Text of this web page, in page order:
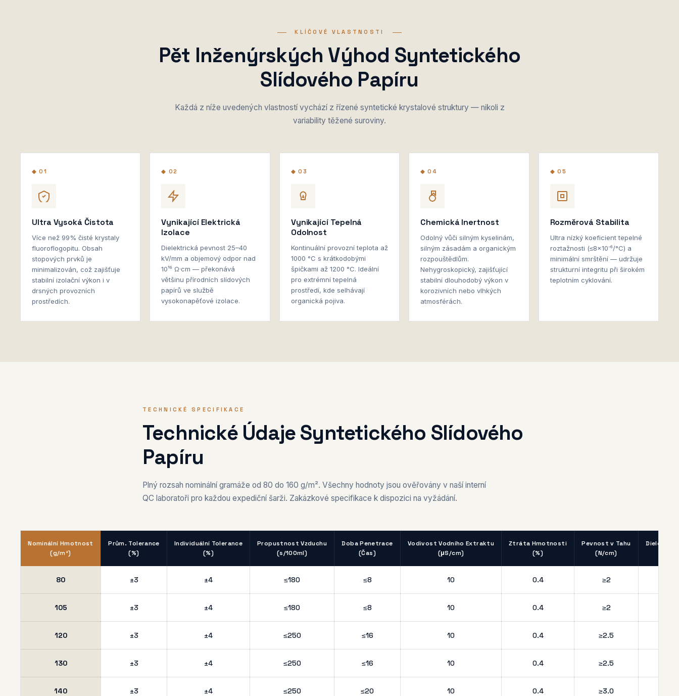
KLÍČOVÉ VLASTNOSTI
Pět Inženýrských Výhod Syntetického
Slídového Papíru
Každá z níže uvedených vlastností vychází z řízené syntetické krystalové struktury — nikoli z
variability těžené suroviny.
◆ 01
Ultra Vysoká Čistota
Více než 99% čisté krystaly
fluoroflogopitu. Obsah
stopových prvků je
minimalizován, což zajišťuje
stabilní izolační výkon i v
drsných provozních
prostředích.
◆ 02
Vynikající Elektrická
Izolace
Dielektrická pevnost 25–40
kV/mm a objemový odpor nad
10¹⁶ Ω·cm — překonává
většinu přírodních slídových
papírů ve službě
vysokonapěťové izolace.
◆ 03
Vynikající Tepelná
Odolnost
Kontinuální provozní teplota až
1000 °C s krátkodobými
špičkami až 1200 °C. Ideální
pro extrémní tepelná
prostředí, kde selhávají
organická pojiva.
◆ 04
Chemická Inertnost
Odolný vůči silným kyselinám,
silným zásadám a organickým
rozpouštědlům.
Nehygroskopický, zajišťující
stabilní dlouhodobý výkon v
korozivních nebo vlhkých
atmosférách.
◆ 05
Rozměrová Stabilita
Ultra nízký koeficient tepelné
roztažnosti (≤8×10⁻⁶/°C) a
minimální smrštění — udržuje
strukturní integritu při širokém
teplotním cyklování.
TECHNICKÉ SPECIFIKACE
Technické Údaje Syntetického Slídového
Papíru
Plný rozsah nominální gramáže od 80 do 160 g/m². Všechny hodnoty jsou ověřovány v naší interní
QC laboratoři pro každou expediční šarži. Zakázkové specifikace k dispozici na vyžádání.
Nominální Hmotnost
(g/m²)
Prům. Tolerance
(%)
Individuální Tolerance
(%)
Propustnost Vzduchu
(s/100ml)
Doba Penetrace
(Čas)
Vodivost Vodního Extraktu
(μS/cm)
Ztráta Hmotnosti
(%)
Pevnost v Tahu
(N/cm)
80 ±3 ±4 ≤180 ≤8 10 0.4 ≥2
105 ±3 ±4 ≤180 ≤8 10 0.4 ≥2
120 ±3 ±4 ≤250 ≤16 10 0.4 ≥2.5
130 ±3 ±4 ≤250 ≤16 10 0.4 ≥2.5
140 ±3 ±4 ≤250 ≤20 10 0.4 ≥3.0